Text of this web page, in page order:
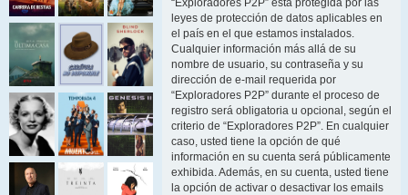
“Exploradores P2P” está protegida por las
leyes de protección de datos aplicables en
el país en el que estamos instalados.
Cualquier información más allá de su
nombre de usuario, su contraseña y su
dirección de e-mail requerida por
“Exploradores P2P” durante el proceso de
registro será obligatoria u opcional, según el
criterio de “Exploradores P2P”. En cualquier
caso, usted tiene la opción de qué
información en su cuenta será públicamente
exhibida. Además, en su cuenta, usted tiene
la opción de activar o desactivar los emails